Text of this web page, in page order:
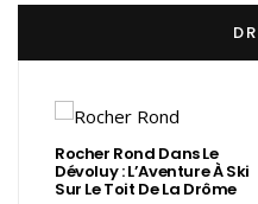
Rocher Rond Dans Le
Dévoluy : L’Aventure À Ski
Sur Le Toit De La Drôme